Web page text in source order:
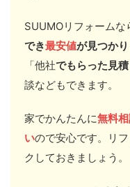
SUUMOリフォームな
でき最安値が見つか
「他社でもらった見
談などもできます。
家でかんたんに無料
いので安心です。リ
クしておきましょう。